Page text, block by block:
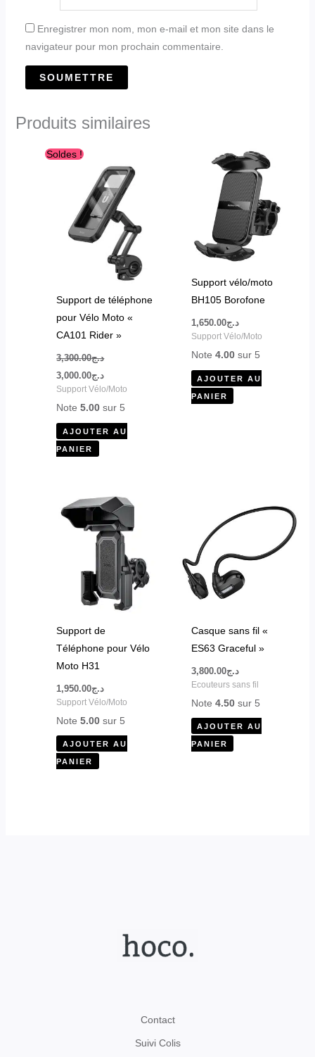
Enregistrer mon nom, mon e-mail et mon site dans le
navigateur pour mon prochain commentaire.
Produits similaires
Soldes !
Support de téléphone
pour Vélo Moto «
CA101 Rider »
د.ج3,300.00
Le
prix
د.ج3,300.00.
د.ج3,000.00
actuel
est :
Support Vélo/Moto
Note5.00 sur 5
AJOUTER AU
PANIER
Support vélo/moto
BH105 Borofone
د.ج1,650.00
Support Vélo/Moto
Note 4.00sur 5
AJOUTER AU
PANIER
Support de
Téléphone pour Vélo
Moto H31
د.ج1,950.00
Support Vélo/Moto
Note5.00 sur 5
AJOUTER AU
PANIER
Casque sans fil «
ES63 Graceful »
د.ج3,800.00
Ecouteurs sans fil
Note 4.50sur 5
AJOUTER AU
PANIER
Contact
Suivi Colis